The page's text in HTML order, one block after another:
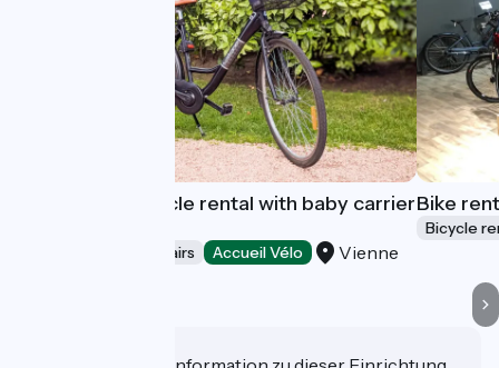
Mechanical bicycle rental with baby carrier
Bicycle rentals/ repairs Accueil Vélo Vienne
Bike
Bicycle